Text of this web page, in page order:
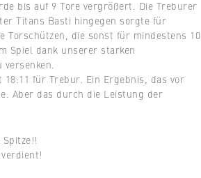
bis auf 9 Tore vergrößert. Die Treburer
Titans Basti hingegen sorgte für
Torschützen, die sonst für mindestens 10
Spiel dank unserer starken
für Trebur. Ein Ergebnis, das vor
Aber das durch die Leistung der